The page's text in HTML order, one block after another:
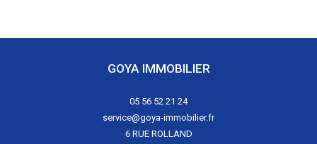
GOYA IMMOBILIER
05 56 52 21 24
service@goya-immobilier.fr
6 RUE ROLLAND